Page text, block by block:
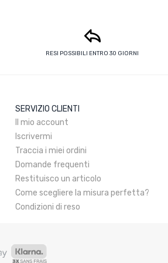
RESI POSSIBILI ENTRO 30 GIORNI
SERVIZIO CLIENTI
Il mio account
Iscrivermi
Traccia i miei ordini
Domande frequenti
Restituisco un articolo
Come scegliere la misura perfetta?
Condizioni di reso